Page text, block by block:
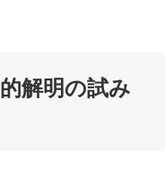
解明の試み